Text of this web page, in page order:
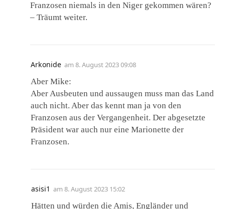
Franzosen niemals in den Niger gekommen wären?
– Träumt weiter.
Arkonide am 8. August 2023 09:08
Aber Mike:
Aber Ausbeuten und aussaugen muss man das Land
auch nicht. Aber das kennt man ja von den
Franzosen aus der Vergangenheit. Der abgesetzte
Präsident war auch nur eine Marionette der
Franzosen.
asisi1 am 8. August 2023 15:02
Hätten und würden die Amis, Engländer und